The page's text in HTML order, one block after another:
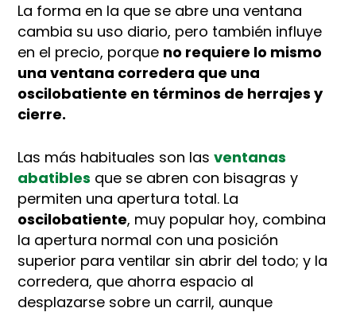
La forma en la que se abre una ventana
cambia su uso diario, pero también influye
en el precio, porque no requiere lo mismo
una ventana corredera que una
oscilobatiente en términos de herrajes y
cierre.
Las más habituales son lasventanas
abatibles que se abren con bisagras y
permiten una apertura total. La
oscilobatiente, muy popular hoy, combina
la apertura normal con una posición
superior para ventilar sin abrir del todo; y la
corredera, que ahorra espacio al
desplazarse sobre un carril, aunque